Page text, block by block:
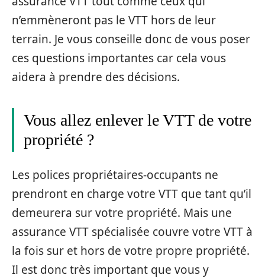
n’emmèneront pas le VTT hors de leur
terrain. Je vous conseille donc de vous poser
ces questions importantes car cela vous
aidera à prendre des décisions.
Vous allez enlever le VTT de votre
propriété ?
Les polices propriétaires-occupants ne
prendront en charge votre VTT que tant qu’il
demeurera sur votre propriété. Mais une
assurance VTT spécialisée couvre votre VTT à
la fois sur et hors de votre propre propriété.
Il est donc très important que vous y